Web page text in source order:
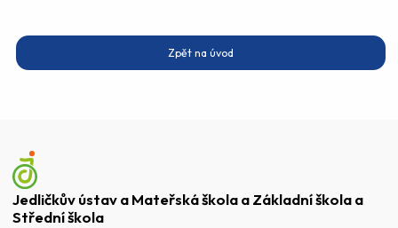
Zpět na úvod
Jedličkův ústav a Mateřská škola a Základní škola a
Střední škola